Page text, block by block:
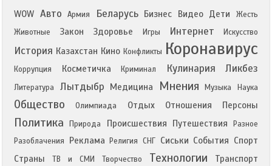
WOW Авто Армия Беларусь Бизнес Видео Дети
Жесть
Животные
Закон Здоровье Игры Интернет Искусство
История Казахстан Кино Конфликты Коронавирус
Коррупция Косметичка Криминал Кулинария Ликбез
Литература Лытдыбр Медицина Мнения Музыка Наука
Общество Олимпиада Отдых Отношения Персоны
Политика Природа Происшествия Путешествия
Разное
Разоблачения
Реклама Религия СНГ Сиськи События Спорт
Страны
ТВ и СМИ Творчество Технологии Транспорт